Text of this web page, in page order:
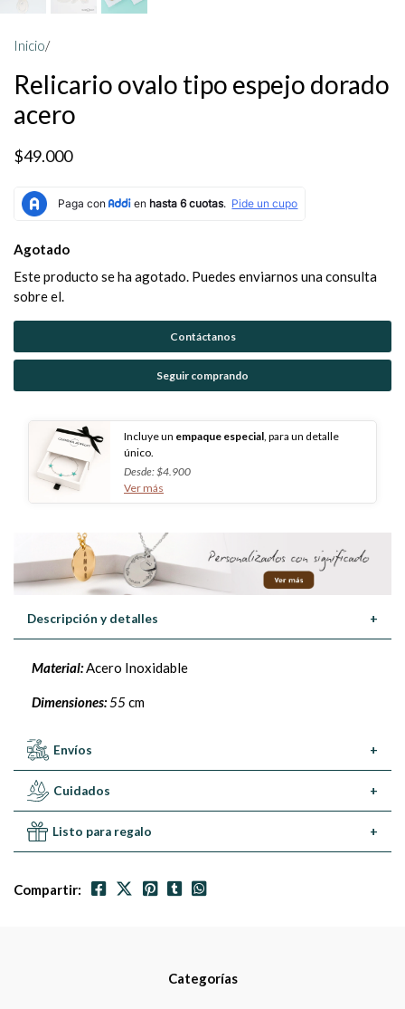
Inicio/
Relicario ovalo tipo espejo dorado
acero
$49.000
Agotado
Este producto se ha agotado. Puedes enviarnos una consulta
sobre el.
Contáctanos
Seguir comprando
Incluye un empaque especial , para un detalle
único.
Desde: $4.900
Ver más
Descripción y detalles +
Material:Acero Inoxidable
Dimensiones:55cm
Envíos +
Cuidados +
Listo para regalo +
Compartir:
Categorías